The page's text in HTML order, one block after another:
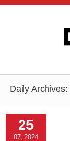
Daily Archives:
25
07, 2024